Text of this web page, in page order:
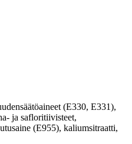
(E330, E331),
ja safloritiivisteet,
(E955), kaliumsitraatti,